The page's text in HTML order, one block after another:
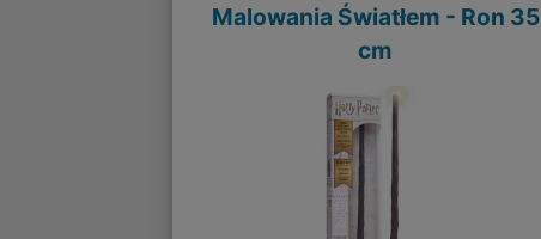
Malowania Światłem - Ron 35
cm